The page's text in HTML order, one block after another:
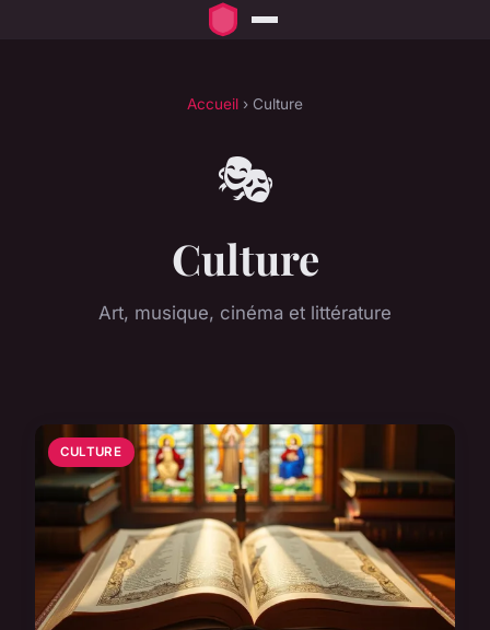
Accueil › Culture
🎭
Culture
Art, musique, cinéma et littérature
CULTURE